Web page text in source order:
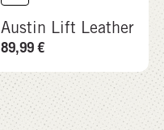
Austin Lift Leather
89,99€